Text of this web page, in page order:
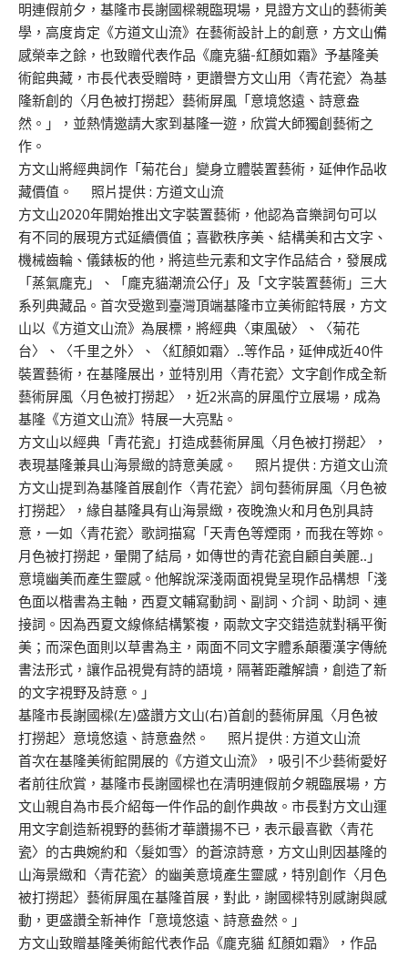
明連假前夕，基隆市長謝國樑親臨現場，見證方文山的藝術美
學，高度肯定《方道文山流》在藝術設計上的創意，方文山備
感榮幸之餘 ，也致贈代表作品《龐克貓-紅顏如霜》予基隆美
術館典藏，市長代表受贈時，更讚譽方文山用 〈青花瓷〉 為基
隆新創的〈月色被打撈起〉藝術屏風「意境悠遠、詩意盎
然。」，並熱情邀請大家到基隆一遊，欣賞大師獨創藝術之
作。
方文山將經典詞作「菊花台」變身立體裝置藝術，延伸作品收
藏價值。 照片提供 : 方道文山流
方文山2020年開始推出文字裝置藝術 ，他認為音樂詞句可以
有不同的展現方式延續價值；喜歡秩序美、結構美和古文字、
機械齒輪、儀錶板的他，將這些元素和文字作品結合，發展成
「蒸氣龐克」、「龐克貓潮流公仔」及「文字裝置藝術」三大
系列典藏品。首次受邀到臺灣頂端基隆市立美術館特展，方文
山以《方道文山流》為展標，將經典 〈東風破〉 、 〈菊花
台〉 、 〈千里之外〉 、 〈紅顏如霜〉 ..等作品，延伸成近40件
裝置藝術，在基隆展出，並特別用 〈青花瓷〉 文字創作成全新
藝術屏風〈月色被打撈起〉，近2米高的屏風佇立展場，成為
基隆《方道文山流》特展一大亮點。
方文山以經典「青花瓷」打造成藝術屏風〈月色被打撈起〉，
表現基隆兼具山海景緻的詩意美感。 照片提供 : 方道文山流
方文山提到為基隆首展創作〈青花瓷〉詞句藝術屏風〈月色被
打撈起〉，緣自基隆具有山海景緻，夜晚漁火和月色別具詩
意，一如〈青花瓷〉歌詞描寫「天青色等煙雨，而我在等妳。
月色被打撈起，暈開了結局，如傳世的青花瓷自顧自美麗..」
意境幽美而產生靈感。他解說深淺兩面視覺呈現作品構想「淺
色面以楷書為主軸，西夏文輔寫動詞、副詞、介詞、助詞、連
接詞。因為西夏文線條結構繁複，兩款文字交錯造就對稱平衡
美；而深色面則以草書為主，兩面不同文字體系顛覆漢字傳統
書法形式，讓作品視覺有詩的語境，隔著距離解讀，創造了新
的文字視野及詩意。」
基隆市長謝國樑(左)盛讚方文山(右)首創的藝術屏風〈月色被
打撈起〉意境悠遠、詩意盎然。 照片提供 : 方道文山流
首次在基隆美術館開展的《方道文山流》，吸引不少藝術愛好
者前往欣賞，基隆市長謝國樑也在清明連假前夕親臨展場，方
文山親自為市長介紹每一件作品的創作典故 。 市長對方文山運
用文字創造新視野的藝術才華讚揚不已，表示最喜歡〈青花
瓷〉的古典婉約和〈髮如雪〉的蒼涼詩意，方文山則因基隆的
山海景緻和〈青花瓷〉的幽美意境產生靈感，特別創作〈月色
被打撈起〉藝術屏風在基隆首展，對此，謝國樑特別感謝與感
動，更盛讚全新神作 「意境悠遠、詩意盎然。」
方文山致贈基隆美術館代表作品《龐克貓 紅顏如霜》，作品